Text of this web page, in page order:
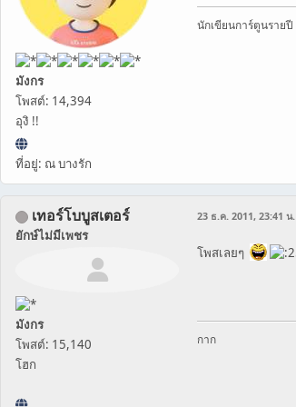
มังกร
โพสต์: 14,394
อุงิ !!
ที่อยู่: ณ บางรัก
นักเขียนการ์ตูนรายปี
เทอร์โบบูสเตอร์
ยักษ์ไม่มีเพชร
มังกร
โพสต์: 15,140
โฮก
23 ธ.ค. 2011, 23:41 น.
โพสเลยๆ
กาก